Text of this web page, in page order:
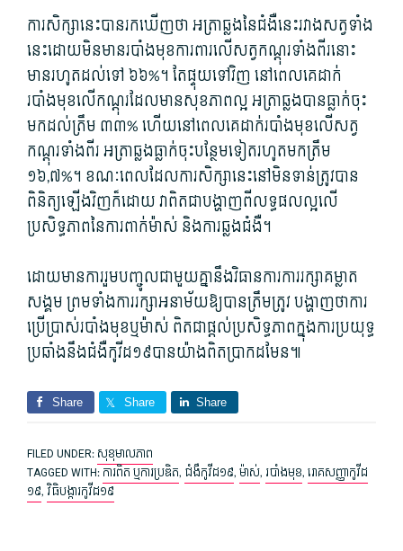
ការសិក្សា​នេះ​បាន​រក​ឃើញថា អត្រា​ឆ្លង​នៃ​ជំងឺ​នេះ​រវាង​សត្វ​ទាំង
នេះ​ដោយ​មិន​មាន​របាំងមុខ​ការពារ​លើ​សត្វ​កណ្តុរ​ទាំងពីរ​នោះ​
មាន​រហូតដល់​ទៅ ៦៦%។ តែ​ផ្ទុយទៅវិញ នៅពេល​គេ​ដាក់​
របាំងមុខ​លើ​កណ្តុរ​ដែល​មាន​សុខភាព​ល្អ អត្រា​ឆ្លង​បាន​ធ្លាក់ចុះ​
មកដល់​ត្រឹម ៣៣% ហើយ​នៅពេល​គេ​ដាក់​របាំងមុខ​លើ​សត្វ​
កណ្តុរ​ទាំងពីរ អត្រា​ឆ្លង​ធ្លាក់ចុះ​បន្ថែម​ទៀត​រហូត​មក​ត្រឹម
១៦,៧%។ ខណៈ​ពេល​ដែល​ការសិក្សា​នេះ​នៅ​មិនទាន់​ត្រូវ​បាន​
ពិនិត្យ​ឡើងវិញ​ក៏ដោយ វា​ពិតជា​បង្ហាញ​ពី​លទ្ធផល​ល្អ​លើ​
ប្រសិទ្ធភាព​នៃ​ការ​ពាក់​ម៉ាស់ និង​ការ​ឆ្លង​ជំងឺ។
ដោយ​មាន​ការ​រួម​បញ្ចូល​ជាមួយ​គ្នា​នឹង​វិធានការ​ការ​រក្សា​គម្លាត​
សង្គម ព្រមទាំង​ការ​រក្សា​អនាម័យ​ឱ្យ​បាន​ត្រឹមត្រូវ បង្ហាញថា​ការ
ប្រើប្រាស់​របាំងមុខ​ឬ​ម៉ាស់ ពិតជា​ផ្តល់​ប្រសិទ្ធភាព​ក្នុង​ការ​ប្រយុទ្ធ​
ប្រឆាំង​នឹង​ជំងឺ​កូវីដ​១៩​បាន​យ៉ាង​ពិតប្រាកដ​មែន៕
Share Share Share
FILED UNDER:សុខុមាលភាព
TAGGED WITH:ការពិត ឬ​ការប្រឌិត, ជំងឺ​កូវីដ​១៩,ម៉ាស់, របាំងមុខ,រោគ​សញ្ញា​កូវីដ​
១៩,វិធិ​បង្ការ​កូវីដ​១៩